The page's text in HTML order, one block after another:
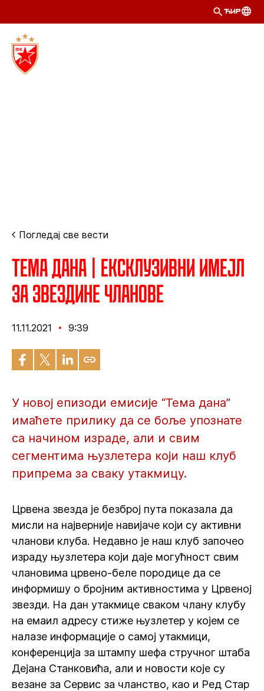
ЋИР
Погледај све вести
Тема дана | Ексклузивни имејл
за Звездине чланове
11.11.2021 9:39
У новој епизоди емисије “Тема дана”
имаћете прилику да се боље упознате
са начином израде, али и свим
сегментима њузлетера који наш клуб
припрема за сваку утакмицу.
Црвена звезда је безброј пута показала да
мисли на најверније навијаче који су активни
чланови клуба. Недавно је наш клуб започео
израду њузлетера који даје могућност свим
члановима црвено-беле породице да се
информишу о бројним активностима у Црвеној
звезди. На дан утакмице сваком члану клубу
на емаил адресу стиже њузлетер у којем се
налазе информације о самој утакмици,
конференција за штампу шефа стручног штаба
Дејана Станковића, али и новости које су
везане за Сервис за чланство, као и Ред Стар